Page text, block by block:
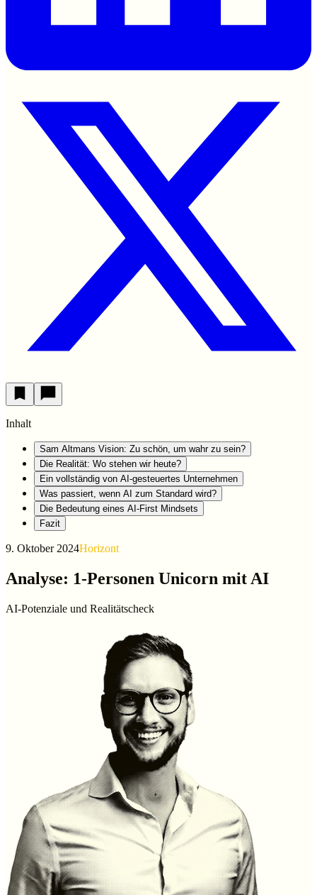
Inhalt
Sam Altmans Vision: Zu schön, um wahr zu sein?
Die Realität: Wo stehen wir heute?
Ein vollständig von AI-gesteuertes Unternehmen‍
Was passiert, wenn AI zum Standard wird?
Die Bedeutung eines AI-First Mindsets
Fazit
9. Oktober 2024Horizont
Analyse: 1-Personen Unicorn mit AI
AI-Potenziale und Realitätscheck